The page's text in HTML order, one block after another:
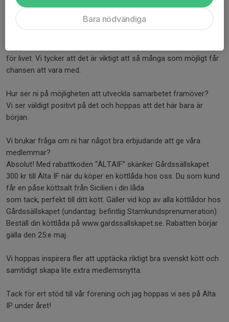
Breddidrotten ger barn och unga möjlighet att röra på sig, ha
för livet. Vi tycker att det är viktigt att så många som möjligt får
chansen att vara med.
Hur ser ni på möjligheten att utveckla samarbetet framöver?
Vi ser väldigt positivt på det och hoppas att det här bara är
början.
Vi brukar fråga om ni har något bra erbjudande att ge våra
medlemmar?
Absolut! Med rabattkoden “ÄLTAIF” skänker Gårdssällskapet
300 kr till Älta IF när du köper en köttlåda hos oss. Du som kund
får en påse köttsalt från Sicilien i din låda
som tack, perfekt till ditt kött. Gäller vid köp av alla köttlådor hos
Gårdssällskapet (undantag: befintlig Stamkundsprenumeration).
Beställ din köttlåda på www.gardssallskapet.se. Rabatten börjar
gälla den 25:e maj.
Vi hoppas inspirera fler att upptäcka riktigt bra svenskt kött och
samtidigt skapa lite extra medlemsnytta.
Tack för ert stöd till vår förening och jag hoppas vi ses på Älta
IP under året!
Bara nödvändiga